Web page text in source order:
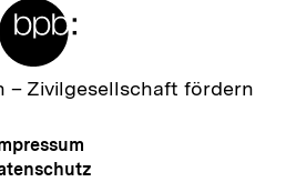
– Zivilgesellschaft fördern
Meta-
Navigation